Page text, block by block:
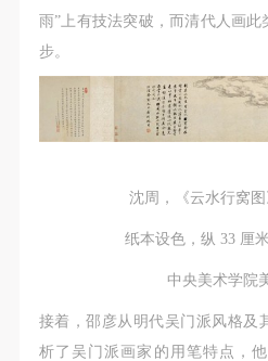
雨”上有技法突破，而清代人画
步。
沈周，《云水行窝
纸本设色，纵 33 厘
中央美术学院
接着，邵彦从明代吴门派风格及
析了吴门派画家的用笔特点，